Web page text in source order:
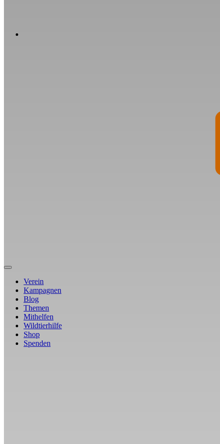
Verein
Kampagnen
Blog
Themen
Mithelfen
Wildtierhilfe
Shop
Spenden